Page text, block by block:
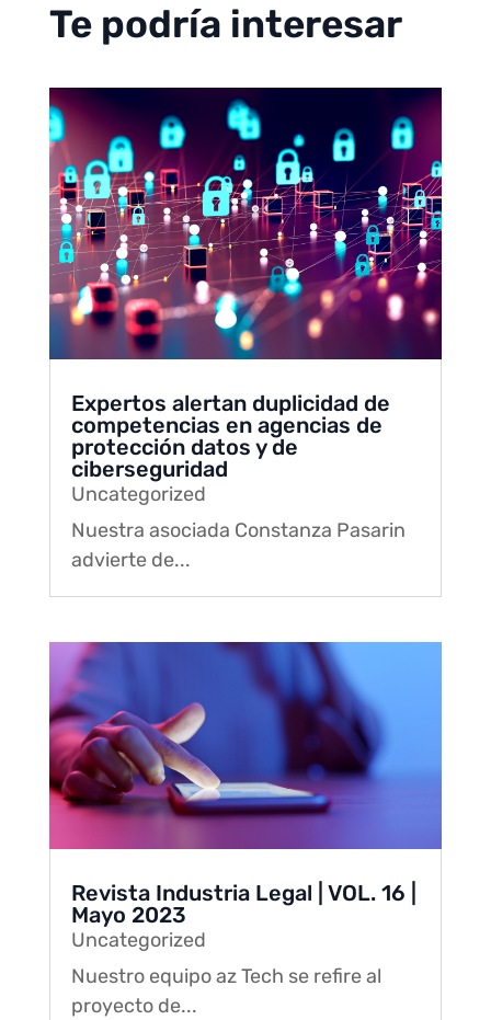
Te podría interesar
Expertos alertan duplicidad de
competencias en agencias de
protección datos y de
ciberseguridad
Uncategorized
Nuestra asociada Constanza Pasarin
advierte de...
Revista Industria Legal | VOL. 16 |
Mayo 2023
Uncategorized
Nuestro equipo az Tech se refire al
proyecto de...